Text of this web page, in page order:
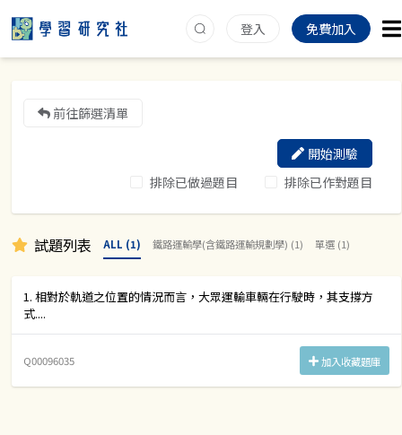
登入 免費加入
前往篩選清單
排除已做過題目 排除已作對題目
開始測驗
試題列表 ALL (1) 鐵路運輸學(含鐵路運輸規劃學) (1) 單選 (1)
1. 相對於軌道之位置的情況而言，大眾運輸車輛在行駛時，其支撐方
式....
Q00096035 加入收藏題庫